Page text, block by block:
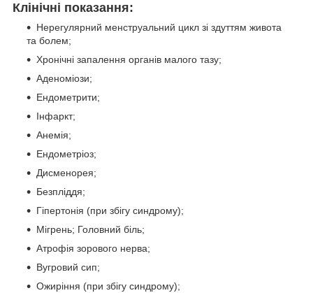
Клінічні показання:
Нерегулярний менструальний цикл зі здуттям живота
та болем;
Хронічні запалення органів малого тазу;
Аденоміози;
Ендометрити;
Iнфаркт;
Анемія;
Ендометріоз;
Дисменорея;
Безпліддя;
Гіпертонія (при збігу синдрому);
Мігрень; Головний біль;
Атрофія зорового нерва;
Вугровий сип;
Ожиріння (при збігу синдрому);